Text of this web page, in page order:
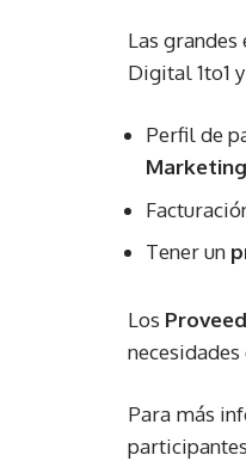
Las
Digital 1to1
Perfil de
Tener un
Los
Para más